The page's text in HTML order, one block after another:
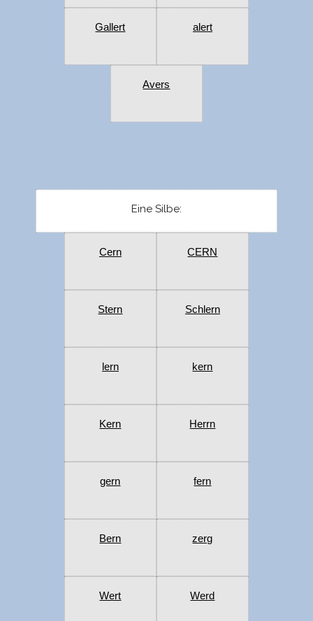
Gallert alert
Avers
Eine Silbe:
Cern CERN
Stern Schlern
lern kern
Kern Herrn
gern fern
Bern zerg
Wert Werd